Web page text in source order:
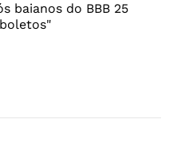
baianos do BBB 25